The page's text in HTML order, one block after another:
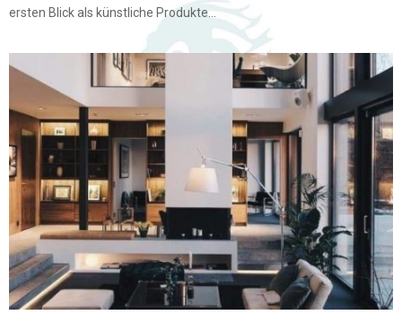
ersten Blick als künstliche Produkte...